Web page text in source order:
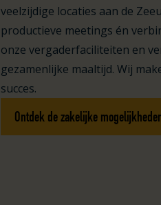
veelzijdige locaties aan de
productieve meetings én
onze vergaderfaciliteiten en
gezamenlijke maaltijd. Wij
succes.
Ontdek de zakelijke